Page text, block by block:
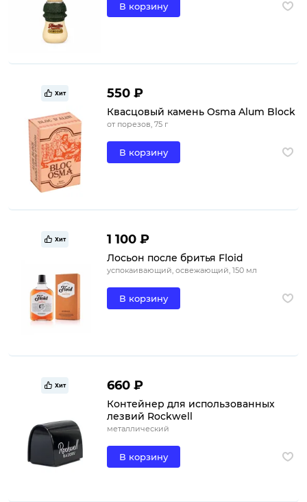
В корзину
Хит 550 ₽
Квасцовый камень Osma Alum Block
от порезов, 75 г
В корзину
Хит 1 100 ₽
Лосьон после бритья Floid
успокаивающий, освежающий, 150 мл
В корзину
Хит 660 ₽
Контейнер для использованных
лезвий Rockwell
металлический
В корзину